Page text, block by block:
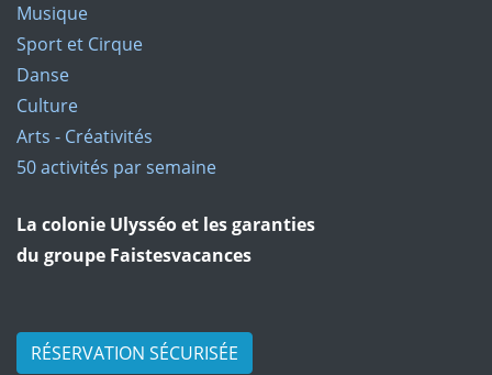
Musique
Sport et Cirque
Danse
Culture
Arts - Créativités
50 activités par semaine
La colonie Ulysséo et les garanties
du groupe Faistesvacances
RÉSERVATION SÉCURISÉE